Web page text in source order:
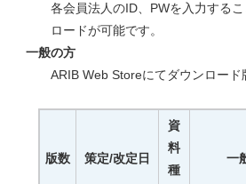
各会員法人のID、PWを入力する
ロードが可能です。
一般の方
ARIB Web Storeにてダウンロード
版数 策定/改定日
資
料
種
一